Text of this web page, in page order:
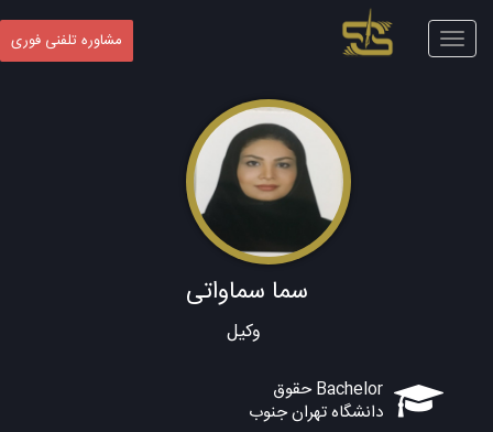
Toggle
navigation
مشاوره تلفنی فوری
سما سماواتی
وکیل
Bachelor حقوق
دانشگاه تهران جنوب